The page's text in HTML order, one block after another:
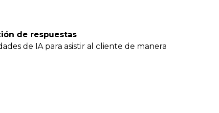
de respuestas
de IA para asistir al cliente de manera